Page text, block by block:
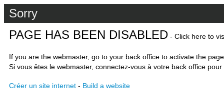
Sorry
PAGE HAS BEEN DISABLED - Click here to
If you are the webmaster, go to your back office to activate the
Si vous êtes le webmaster, connectez-vous à votre back office
Créer un site internet - Build a website